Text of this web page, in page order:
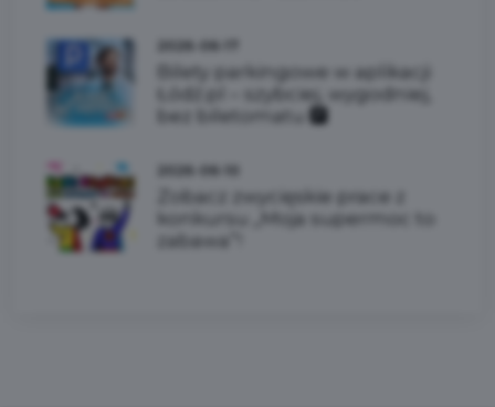
Bilety parkingowe w aplikacji
Łódź.pl – szybciej, wygodniej,
bez biletomatu 🅿️
Zobacz zwycięskie prace z
konkursu „Moja supermoc to
zabawa”!